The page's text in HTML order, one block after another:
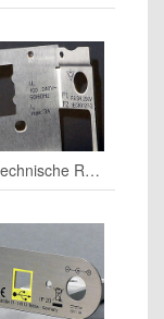
Medizin­technische Rückblende